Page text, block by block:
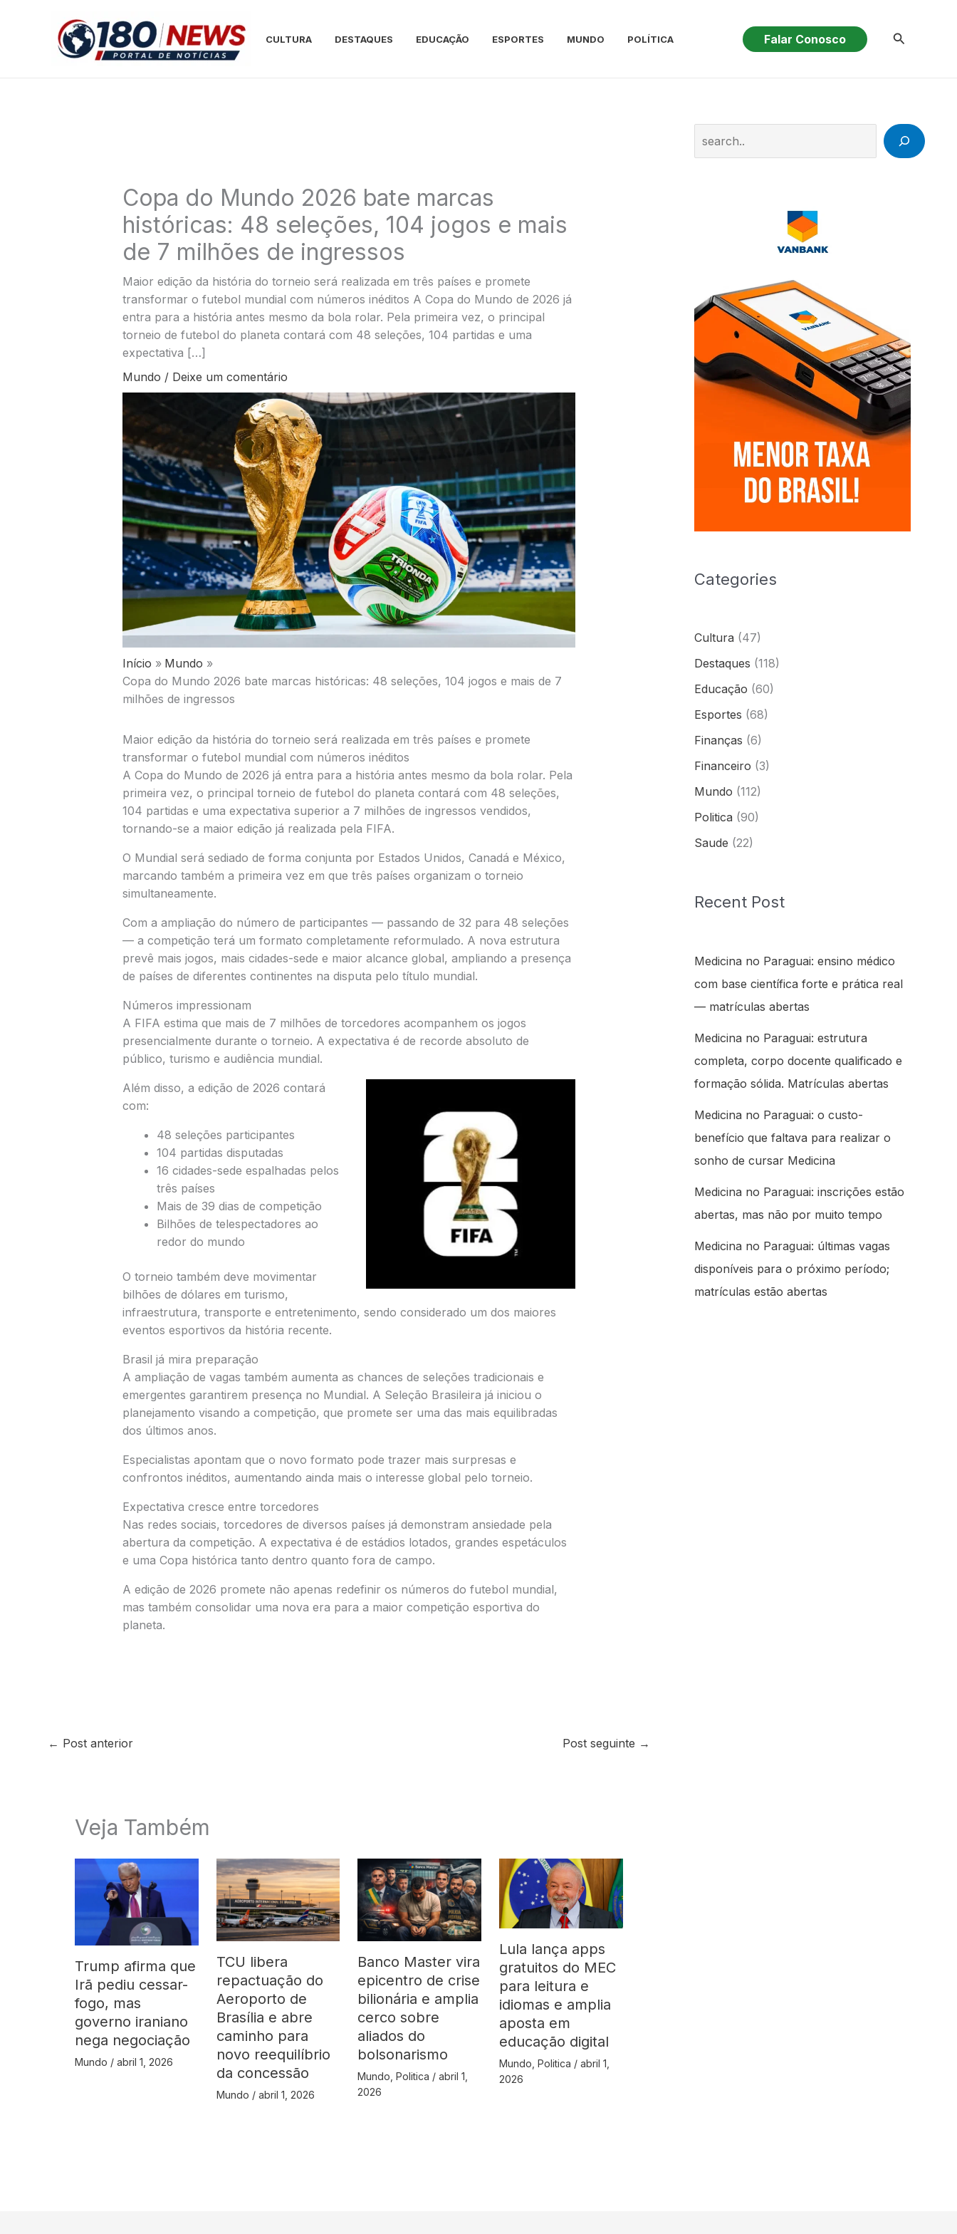
CULTURA DESTAQUES EDUCAÇÃO ESPORTES MUNDO POLÍTICA Falar Conosco Pesquisar
Copa do Mundo 2026 bate marcas
históricas: 48 seleções, 104 jogos e mais
de 7 milhões de ingressos
Maior edição da história do torneio será realizada em três países e promete
transformar o futebol mundial com números inéditos A Copa do Mundo de 2026 já
entra para a história antes mesmo da bola rolar. Pela primeira vez, o principal
torneio de futebol do planeta contará com 48 seleções, 104 partidas e uma
expectativa […]
Mundo / Deixe um comentário
Início
Mundo
Copa do Mundo 2026 bate marcas históricas: 48 seleções, 104 jogos e mais de 7
milhões de ingressos
Maior edição da história do torneio será realizada em três países e promete
transformar o futebol mundial com números inéditos
A Copa do Mundo de 2026 já entra para a história antes mesmo da bola rolar. Pela
primeira vez, o principal torneio de futebol do planeta contará com 48 seleções,
104 partidas e uma expectativa superior a 7 milhões de ingressos vendidos,
tornando-se a maior edição já realizada pela FIFA.
O Mundial será sediado de forma conjunta por Estados Unidos, Canadá e México,
marcando também a primeira vez em que três países organizam o torneio
simultaneamente.
Com a ampliação do número de participantes — passando de 32 para 48 seleções
— a competição terá um formato completamente reformulado. A nova estrutura
prevê mais jogos, mais cidades-sede e maior alcance global, ampliando a presença
de países de diferentes continentes na disputa pelo título mundial.
Números impressionam
A FIFA estima que mais de 7 milhões de torcedores acompanhem os jogos
presencialmente durante o torneio. A expectativa é de recorde absoluto de
público, turismo e audiência mundial.
Além disso, a edição de 2026 contará
com:
48 seleções participantes
104 partidas disputadas
16 cidades-sede espalhadas pelos
três países
Mais de 39 dias de competição
Bilhões de telespectadores ao
redor do mundo
O torneio também deve movimentar
bilhões de dólares em turismo,
infraestrutura, transporte e entretenimento, sendo considerado um dos maiores
eventos esportivos da história recente.
Brasil já mira preparação
A ampliação de vagas também aumenta as chances de seleções tradicionais e
emergentes garantirem presença no Mundial. A Seleção Brasileira já iniciou o
planejamento visando a competição, que promete ser uma das mais equilibradas
dos últimos anos.
Especialistas apontam que o novo formato pode trazer mais surpresas e
confrontos inéditos, aumentando ainda mais o interesse global pelo torneio.
Expectativa cresce entre torcedores
Nas redes sociais, torcedores de diversos países já demonstram ansiedade pela
abertura da competição. A expectativa é de estádios lotados, grandes espetáculos
e uma Copa histórica tanto dentro quanto fora de campo.
A edição de 2026 promete não apenas redefinir os números do futebol mundial,
mas também consolidar uma nova era para a maior competição esportiva do
planeta.
← Post anterior Post seguinte →
Veja Também
Trump afirma que
Irã pediu cessar-
fogo, mas
governo iraniano
nega negociação
Mundo / abril 1, 2026
TCU libera
repactuação do
Aeroporto de
Brasília e abre
caminho para
novo reequilíbrio
da concessão
Mundo / abril 1, 2026
Banco Master vira
epicentro de crise
bilionária e amplia
cerco sobre
aliados do
bolsonarismo
Mundo ,Politica /abril 1,
2026
Lula lança apps
gratuitos do MEC
para leitura e
idiomas e amplia
aposta em
educação digital
Mundo ,Politica /abril 1,
2026
Categories
Cultura (47)
Destaques (118)
Educação (60)
Esportes (68)
Finanças (6)
Financeiro (3)
Mundo (112)
Politica (90)
Saude (22)
Recent Post
Medicina no Paraguai: ensino médico
com base científica forte e prática real
— matrículas abertas
Medicina no Paraguai: estrutura
completa, corpo docente qualificado e
formação sólida. Matrículas abertas
Medicina no Paraguai: o custo-
benefício que faltava para realizar o
sonho de cursar Medicina
Medicina no Paraguai: inscrições estão
abertas, mas não por muito tempo
Medicina no Paraguai: últimas vagas
disponíveis para o próximo período;
matrículas estão abertas